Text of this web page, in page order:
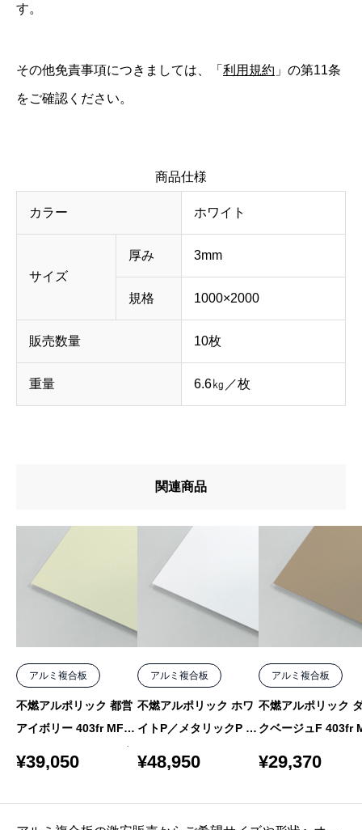
す。
その他免責事項につきましては、「 利用規約 」の第11条
をご確認ください。
商品仕様
カラー ホワイト
サイズ
厚み 3mm
規格 1000×2000
販売数量 10枚
重量 6.6㎏／枚
関連商品
アルミ複合板
不燃アルポリック 都営
アイボリー 403fr MF-7
F 4mm 1000×2050 バ
¥39,050
アルミ複合板
不燃アルポリック ホワ
イトP／メタリックP 30
0 バラ
¥48,950
アルミ複合板
不燃アルポリック
クベージュF 403fr
¥29,370